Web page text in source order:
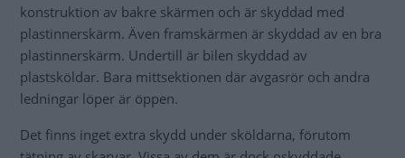
konstruktion av bakre skärmen och är skyddad med
plastinnerskärm. Även framskärmen är skyddad av en bra
plastinnerskärm. Undertill är bilen skyddad av
plastsköldar. Bara mittsektionen där avgasrör och andra
ledningar löper är öppen.
Det finns inget extra skydd under sköldarna, förutom